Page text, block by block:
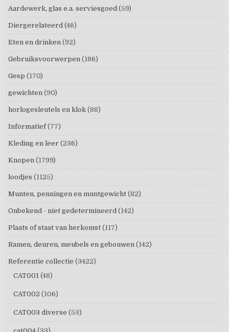
Aardewerk, glas e.a. serviesgoed (59)
Diergerelateerd (46)
Eten en drinken (92)
Gebruiksvoorwerpen (186)
Gesp (170)
gewichten (90)
horlogesleutels en klok (88)
Informatief (77)
Kleding en leer (236)
Knopen (1799)
loodjes (1125)
Munten, penningen en muntgewicht (82)
Onbekend - niet gedetermineerd (142)
Plaats of staat van herkomst (117)
Ramen, deuren, meubels en gebouwen (142)
Referentie collectie (3422)
CAT001 (48)
CAT002 (106)
CAT003 diverse (53)